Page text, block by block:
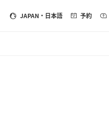
JAPAN ・日本語 予約